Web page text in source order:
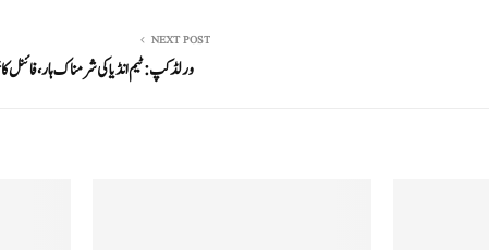
NEXT POST
ورلڈ کپ: ٹیم انڈیا کی شرمناک ہار، فائنل